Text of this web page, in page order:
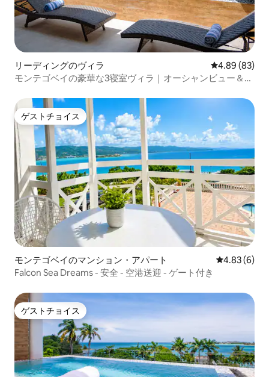
リーディングのヴィラ レビュー83
4.89 (83)
モンテゴベイの豪華な3寝室ヴィラ｜オーシャンビュー＆プ
ゲストチョイス
ゲストチョイス
モンテゴベイのマンション・アパート レビュー6
4.83 (6)
Falcon Sea Dreams - 安全 - 空港送迎 - ゲート付き
ゲストチョイス
ゲストチョイス